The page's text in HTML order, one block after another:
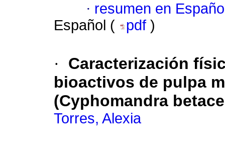
· resumen en
Español (
pdf )
·
Caracterización
bioactivos de pulpa
(Cyphomandra
Torres, Alexia